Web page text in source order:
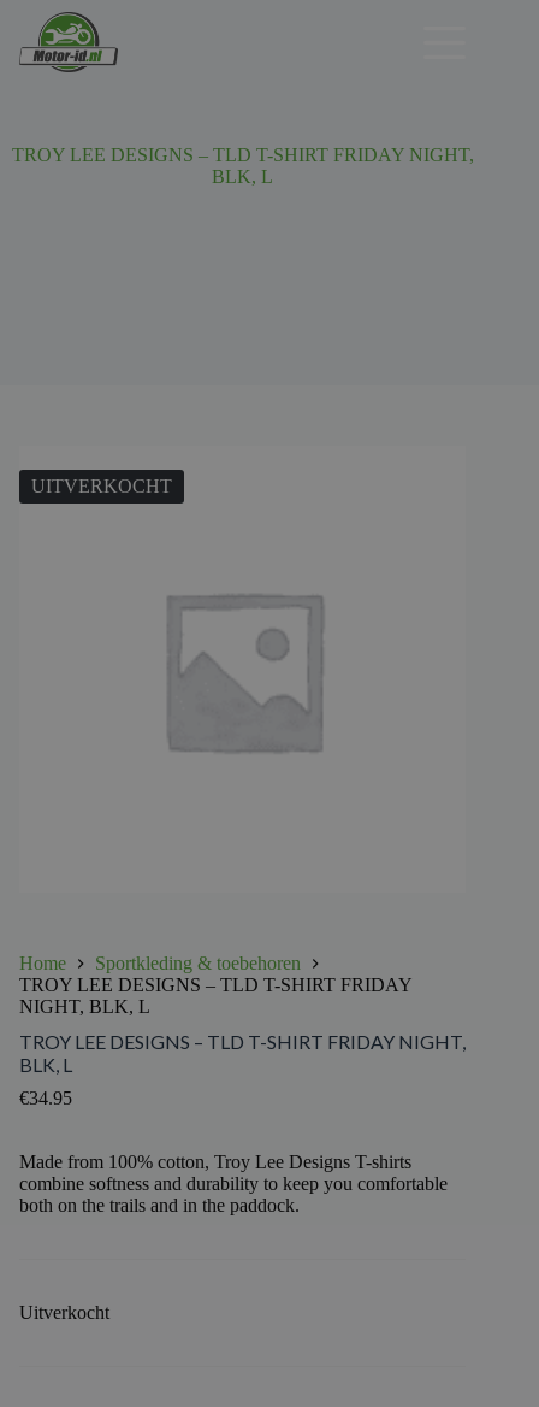
TROY LEE DESIGNS – TLD T-SHIRT FRIDAY NIGHT,
BLK, L
UITVERKOCHT
Home
Sportkleding & toebehoren
TROY LEE DESIGNS – TLD T-SHIRT FRIDAY
NIGHT, BLK, L
TROY LEE DESIGNS – TLD T-SHIRT FRIDAY NIGHT,
BLK, L
€34.95
Made from 100% cotton, Troy Lee Designs T-shirts
combine softness and durability to keep you comfortable
both on the trails and in the paddock.
Uitverkocht